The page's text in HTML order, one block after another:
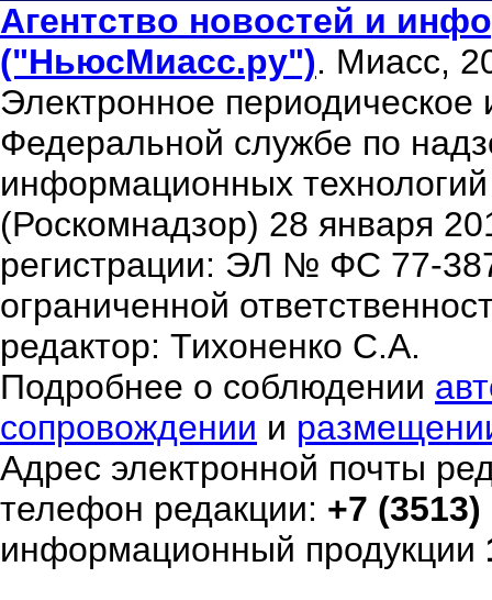
Агентство новостей и
("НьюсМиасс.ру"). Миасс,
Электронное периодическое
Федеральной службе по
информационных
(Роскомнадзор) 28 января
регистрации: ЭЛ № ФС 77-
ограниченной
редактор: Тихоненко С.А.
Подробнее о соблюдении
сопровождении и
Адрес электронной почты
телефон редакции: +7
информационный продукции